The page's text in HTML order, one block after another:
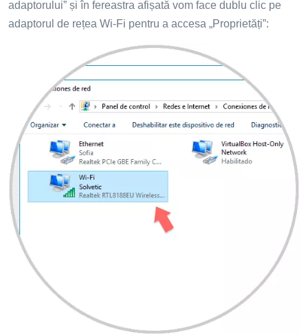
adaptorului” și în fereastra afișată vom face dublu clic pe
adaptorul de rețea Wi-Fi pentru a accesa „Proprietăți”: